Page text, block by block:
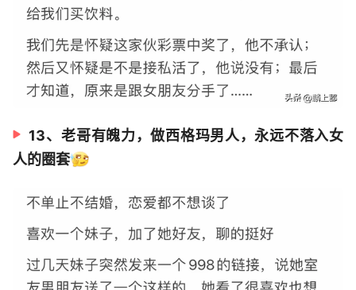
13、‬老哥有魄力，做西格玛男人，永远不落入女
人的圈套